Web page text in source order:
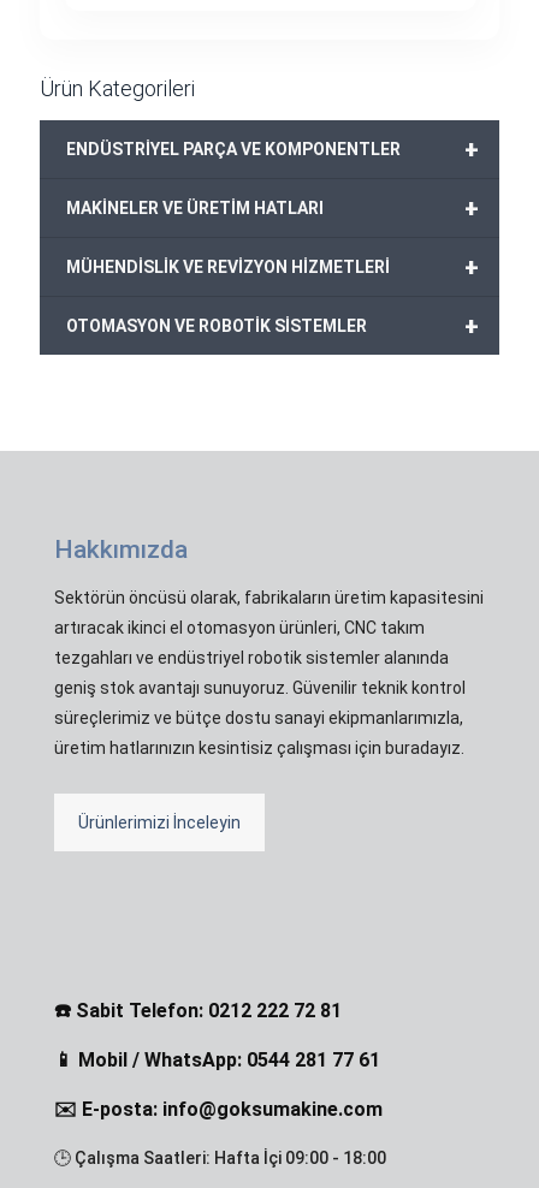
Ürün Kategorileri
+
ENDÜSTRİYEL PARÇA VE KOMPONENTLER
+
MAKİNELER VE ÜRETİM HATLARI
+
MÜHENDİSLİK VE REVİZYON HİZMETLERİ
+
OTOMASYON VE ROBOTİK SİSTEMLER
Hakkımızda
Sektörün öncüsü olarak, fabrikaların üretim kapasitesini
artıracak ikinci el otomasyon ürünleri, CNC takım
tezgahları ve endüstriyel robotik sistemler alanında
geniş stok avantajı sunuyoruz. Güvenilir teknik kontrol
süreçlerimiz ve bütçe dostu sanayi ekipmanlarımızla,
üretim hatlarınızın kesintisiz çalışması için buradayız.
Ürünlerimizi İnceleyin
☎️ Sabit Telefon: 0212 222 72 81
📱 Mobil / WhatsApp: 0544 281 77 61
✉️ E-posta: info@goksumakine.com
🕒 Çalışma Saatleri: Hafta İçi 09:00 - 18:00